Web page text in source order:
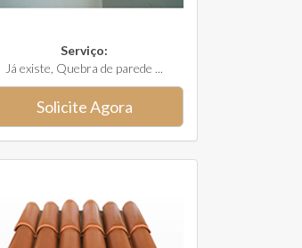
Serviço:
Já existe, Quebra de parede ...
Solicite Agora